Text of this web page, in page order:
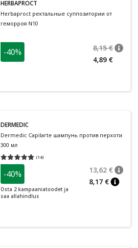
HERBAPROCT
Herbaproct ректальные суппозитории от
геморроя N10
-40% 8,15 €
4,89 €
DERMEDIC
Dermedic Capilarte шампунь против перхоти
300 мл
(14)
Средняя оценка 4.71
-40%
Osta 2 kampaaniatoodet ja
saa allahindlus
13,62 €
8,17 €